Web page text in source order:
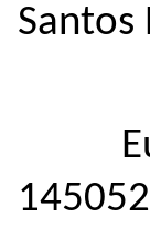
Santos